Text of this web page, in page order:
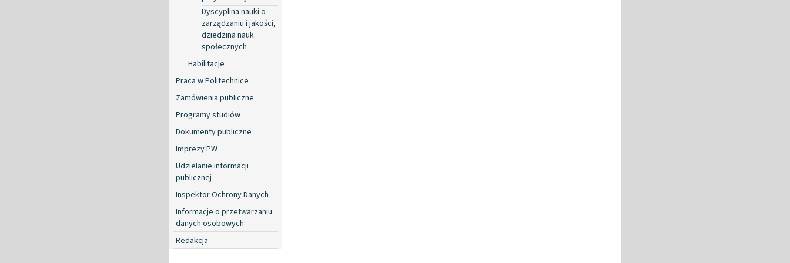
Dyscyplina nauki o
zarządzaniu i jakości,
dziedzina nauk
społecznych
Habilitacje
Praca w Politechnice
Zamówienia publiczne
Programy studiów
Dokumenty publiczne
Imprezy PW
Udzielanie informacji
publicznej
Inspektor Ochrony Danych
Informacje o przetwarzaniu
danych osobowych
Redakcja